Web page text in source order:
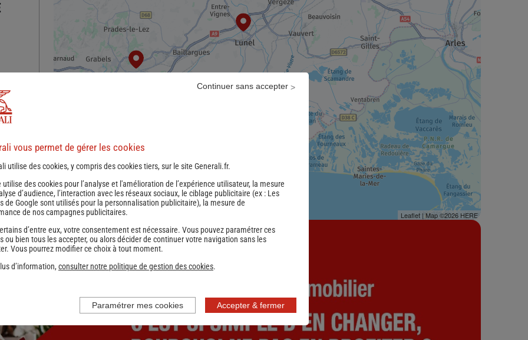
Leaflet| Map ©2026 HERE
vous permet de gérer les cookies
utilise des cookies, y compris des cookies tiers, sur le site Generali.fr.
utilise des cookies pour l’analyse et l'amélioration de l’expérience utilisateur, la mesure
d’audience, l’interaction avec les réseaux sociaux, le ciblage publicitaire (ex : Les
de Google sont utilisés pour la personnalisation publicitaire), la mesure de
de nos campagnes publicitaires.
d’entre eux, votre consentement est nécessaire. Vous pouvez paramétrer ces
ou bien tous les accepter, ou alors décider de continuer votre navigation sans les
Vous pourrez modifier ce choix à tout moment.
d’information, consulter notre politique de gestion des cookies.
Accepter & fermer
Continuer sans accepter
Paramétrer mes cookies